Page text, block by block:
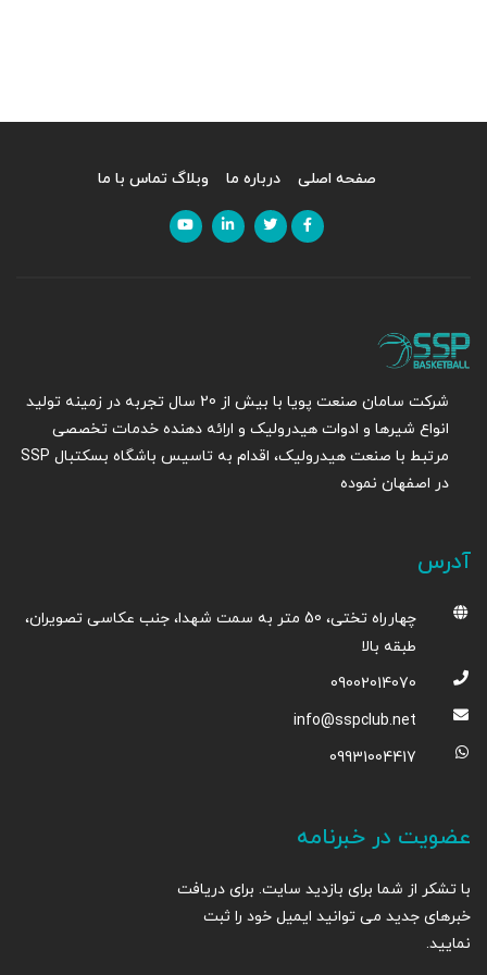
صفحه اصلی درباره ما وبلاگ تماس با ما
شرکت سامان صنعت پویا با بیش از 20 سال تجربه در زمینه تولید
انواع شیرها و ادوات هیدرولیک و ارائه دهنده خدمات تخصصی
مرتبط با صنعت هیدرولیک، اقدام به تاسیس باشگاه بسکتبال SSP
در اصفهان نموده
آدرس
چهارراه تختی، 50 متر به سمت شهدا، جنب عکاسی تصویران،
طبقه بالا
09002014070
info@sspclub.net
09931004417
عضویت در خبرنامه
با تشکر از شما برای بازدید سایت. برای دریافت
خبرهای جدید می توانید ایمیل خود را ثبت
نمایید.